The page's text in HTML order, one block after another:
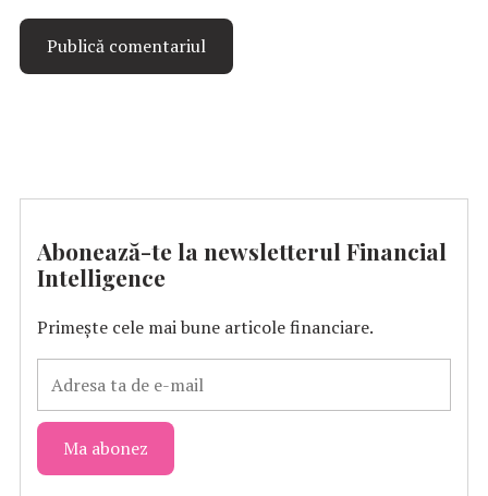
Abonează-te la newsletterul Financial
Intelligence
Primește cele mai bune articole financiare.